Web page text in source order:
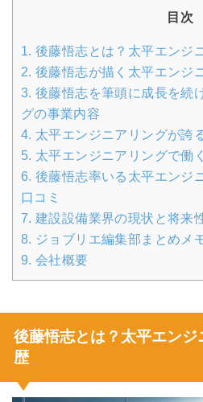
目次
1. 後藤悟志とは？太平エンジ
2. 後藤悟志が描く太平エンジ
3. 後藤悟志を筆頭に成長を続
グの事業内容
4. 太平エンジニアリングが誇
5. 太平エンジニアリングで働
6. 後藤悟志率いる太平エンジ
口コミ
7. 建設設備業界の現状と将来
8. ジョブリエ編集部まとめメ
9. 会社概要
後藤悟志とは？太平エン
歴